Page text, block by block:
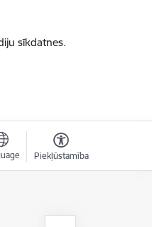
sīkdatnes.
Piekļūstamība